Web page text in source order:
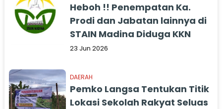
Heboh !! Penempatan Ka.
Prodi dan Jabatan lainnya di
STAIN Madina Diduga KKN
23 Jun 2026
DAERAH
Pemko Langsa Tentukan Titik
Lokasi Sekolah Rakyat Seluas